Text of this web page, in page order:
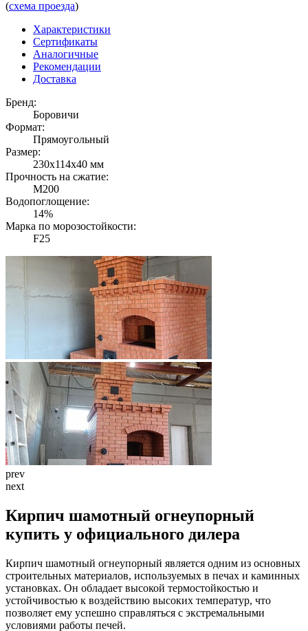
(схема проезда)
Характеристики
Сертификаты
Аналогичные
Рекомендации
Доставка
Бренд:
Боровичи
Формат:
Прямоугольный
Размер:
230х114х40 мм
Прочность на сжатие:
М200
Водопоглощение:
14%
Марка по морозостойкости:
F25
prev
next
Кирпич шамотный огнеупорный
купить у официального дилера
Кирпич шамотный огнеупорный является одним из основных
строительных материалов, используемых в печах и каминных
установках. Он обладает высокой термостойкостью и
устойчивостью к воздействию высоких температур, что
позволяет ему успешно справляться с экстремальными
условиями работы печей.